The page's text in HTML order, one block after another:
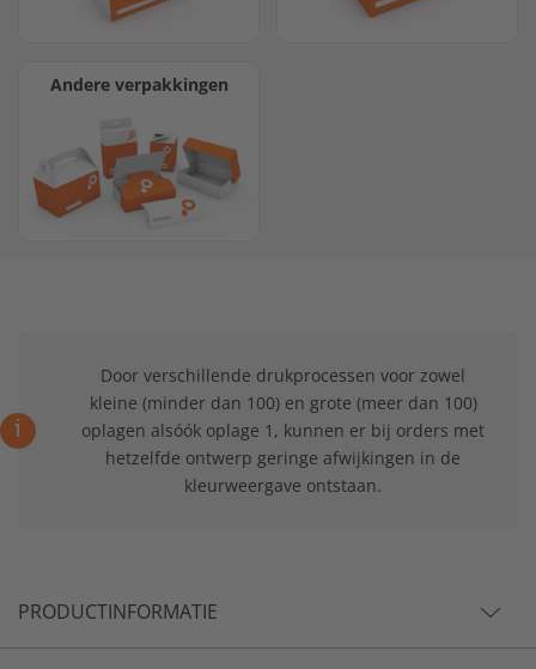
Andere verpakkingen
i
Door verschillende drukprocessen voor zowel
kleine (minder dan 100) en grote (meer dan 100)
oplagen alsóók oplage 1, kunnen er bij orders met
hetzelfde ontwerp geringe afwijkingen in de
kleurweergave ontstaan.
PRODUCTINFORMATIE